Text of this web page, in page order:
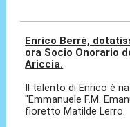
Enrico Berrè,
ora Socio Onorario
Ariccia.
Il talento di Enrico è
"Emmanuele F.M.
fioretto Matilde Lerro.